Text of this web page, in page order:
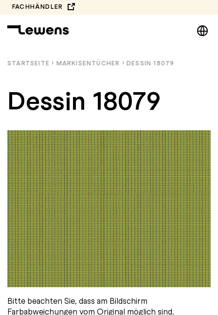
Zum
Inhalt
springen
FACHHÄNDLER
DE
STARTSEITE › MARKISEN­TÜCHER › DESSIN 18079
Dessin 18079
Bitte beachten Sie, dass am Bildschirm
Farbabweichungen vom Original möglich sind.